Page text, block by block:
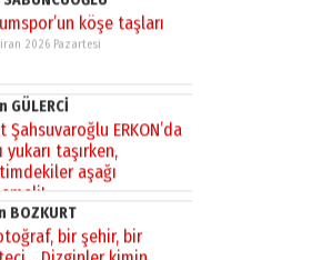
köşe taşları
2026 Pazartesi
GÜLERCİ
Şahsuvaroğlu ERKON’da
yukarı taşırken,
aşağı
BOZKURT
bir şehir, bir
Dizginler kimin